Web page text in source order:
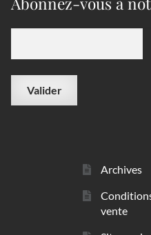
Archives
vente